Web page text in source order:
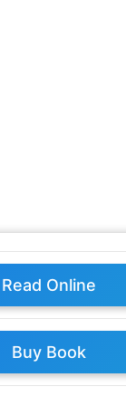
Read Online
Buy Book